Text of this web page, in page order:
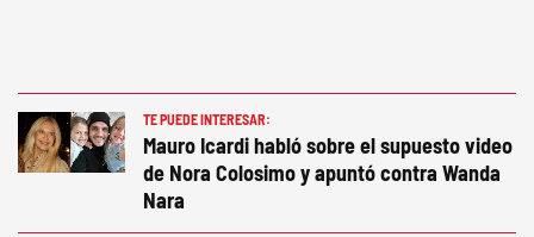
TE PUEDE INTERESAR:
Mauro Icardi habló sobre el supuesto video
de Nora Colosimo y apuntó contra Wanda
Nara